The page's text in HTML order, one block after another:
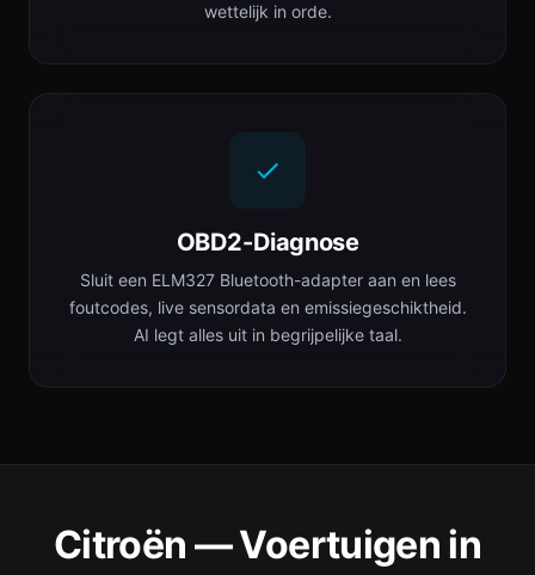
wettelijk in orde.
OBD2-Diagnose
Sluit een ELM327 Bluetooth-adapter aan en lees
foutcodes, live sensordata en emissiegeschiktheid.
AI legt alles uit in begrijpelijke taal.
Citroën — Voertuigen in